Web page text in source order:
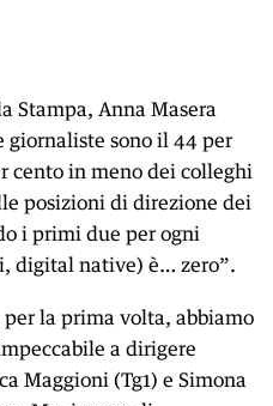
Stampa, Anna Masera
giornaliste sono il 44 per
cento in meno dei colleghi
posizioni di direzione dei
i primi due per ogni
digital native) è… zero”.
per la prima volta, abbiamo
a dirigere
Maggioni (Tg1) e Simona